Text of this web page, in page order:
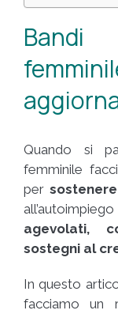
Quando si
femminile
per
agevolati,
sostegni al
In questo
facciamo un